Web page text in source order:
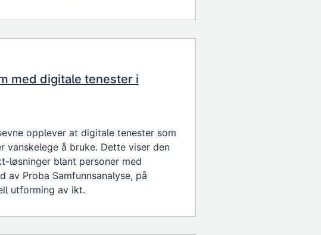
med digitale tenester i
opplever at digitale tenester som
vanskelege å bruke. Dette viser den
løsninger blant personer med
av Proba Samfunnsanalyse, på
utforming av ikt.